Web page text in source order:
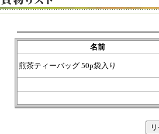
名前
煎茶ティーバッグ 50p袋入り